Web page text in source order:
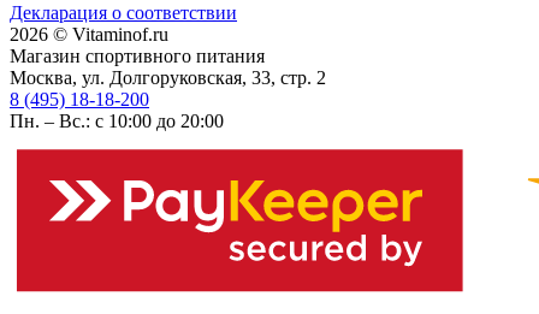
Декларация о соответствии
2026 © Vitaminof.ru
Магазин спортивного питания
Москва, ул. Долгоруковская, 33, стр. 2
8 (495) 18-18-200
Пн. – Вс.: с 10:00 до 20:00